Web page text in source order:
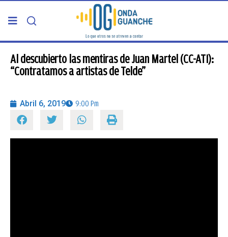
PORTADA
GRAN CANARIA
CANARIAS
Al descubierto las mentiras de Juan Martel (CC-ATI):
“Contratamos a artistas de Telde”
Abril 6, 2019 9:00 Pm